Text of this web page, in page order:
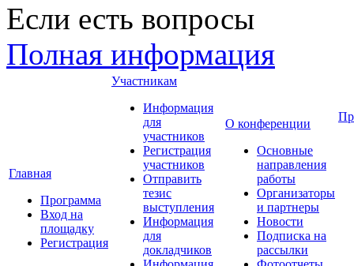
Если есть вопросы
Полная информация
Главная
Программа
Вход на
площадку
Регистрация
Участникам
Информация
для
участников
Регистрация
участников
Отправить
тезис
выступления
Информация
для
докладчиков
О конференции
Основные
направления
работы
Организаторы
и партнеры
Новости
Подписка на
рассылки